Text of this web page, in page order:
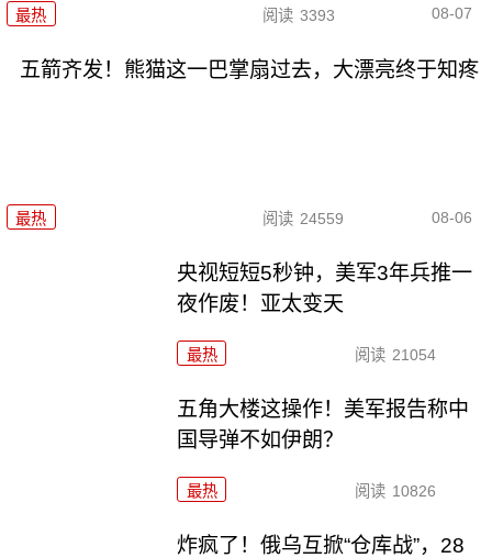
最热 阅读 3393 08-07
五箭齐发！熊猫这一巴掌扇过去，大漂亮终于知疼
最热 阅读 24559 08-06
央视短短5秒钟，美军3年兵推一
夜作废！亚太变天
最热 阅读 21054
五角大楼这操作！美军报告称中
国导弹不如伊朗？
最热 阅读 10826
炸疯了！俄乌互掀“仓库战”，28